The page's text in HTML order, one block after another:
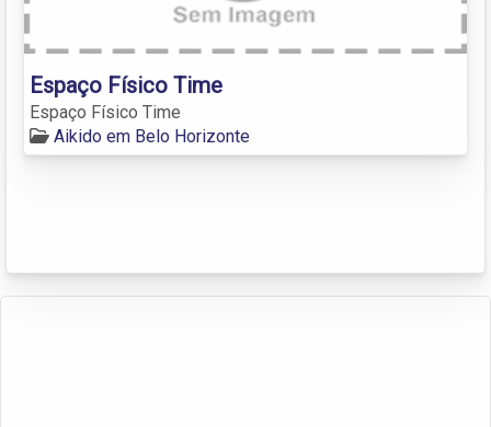
Espaço Físico Time
Espaço Físico Time
Aikido em Belo Horizonte